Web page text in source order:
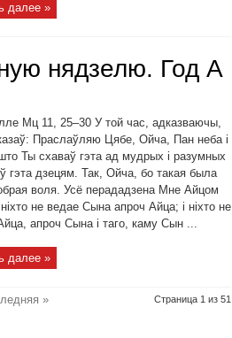
далее »
нядзелю. Год А
Мц 11, 25–30 У той час, адказваючы,
Праслаўляю Цябе, Ойча, Пан неба і
Ты схаваў гэта ад мудрых і разумных
гэта дзецям. Так, Ойча, бо такая была
воля. Усё перададзена Мне Айцом
не ведае Сына апроч Айца; і ніхто не
апроч Сына і таго, каму Сын ...
далее »
Страница 1 из 51
»